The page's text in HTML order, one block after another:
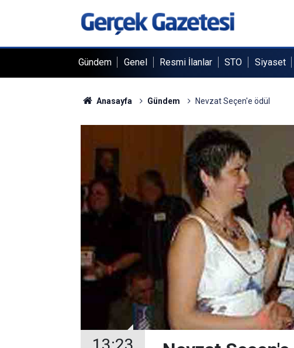
Gündem Genel Resmi İlanlar STO Siyaset
Anasayfa Gündem Nevzat Seçen'e ödül